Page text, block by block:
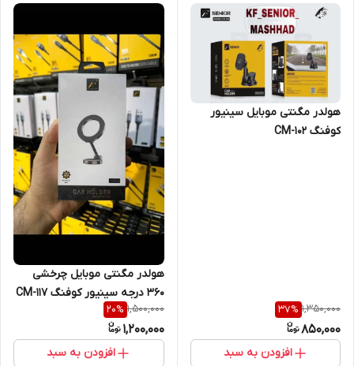
هولدر مگنتی موبایل سینیور
کوفنگ CM-102
1,350,000
37%
850,000
افزودن به سبد
هولدر مگنتی موبایل چرخشی
360 درجه سینیور کوفنگ CM-117
1,500,000
20%
1,200,000
افزودن به سبد